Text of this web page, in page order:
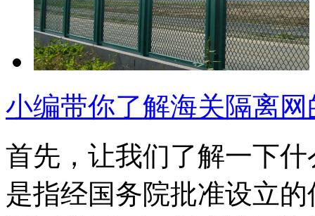
小编带你了解海关隔离
首先，让我们了解一下
是指经国务院批准设立